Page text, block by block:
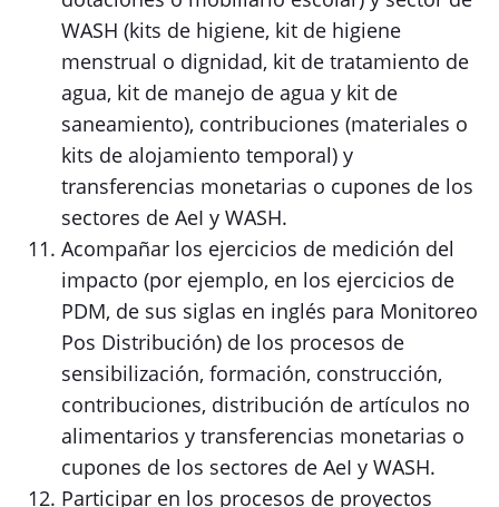
WASH (kits de higiene, kit de higiene
menstrual o dignidad, kit de tratamiento de
agua, kit de manejo de agua y kit de
saneamiento), contribuciones (materiales o
kits de alojamiento temporal) y
transferencias monetarias o cupones de los
sectores de AeI y WASH.
Acompañar los ejercicios de medición del
impacto (por ejemplo, en los ejercicios de
PDM, de sus siglas en inglés para Monitoreo
Pos Distribución) de los procesos de
sensibilización, formación, construcción,
contribuciones, distribución de artículos no
alimentarios y transferencias monetarias o
cupones de los sectores de AeI y WASH.
Participar en los procesos de proyectos